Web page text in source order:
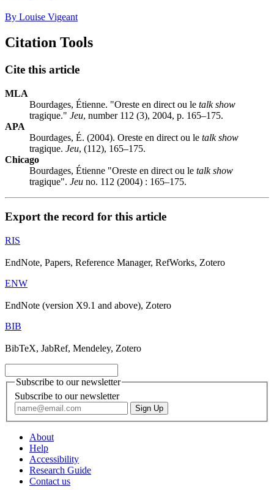
By Louise Vigeant
Citation Tools
Cite this article
MLA
Bourdages, Étienne. "Oreste en direct ou le talk show
tragique." Jeu, number 112 (3), 2004, p. 165–175.
APA
Bourdages, É. (2004). Oreste en direct ou le talk show
tragique. Jeu, (112), 165–175.
Chicago
Bourdages, Étienne "Oreste en direct ou le talk show
tragique". Jeu no. 112 (2004) : 165–175.
Export the record for this article
RIS
EndNote, Papers, Reference Manager, RefWorks, Zotero
ENW
EndNote (version X9.1 and above), Zotero
BIB
BibTeX, JabRef, Mendeley, Zotero
Subscribe to our newsletter
Subscribe to our newsletter
About
Help
Accessibility
Research Guide
Contact us